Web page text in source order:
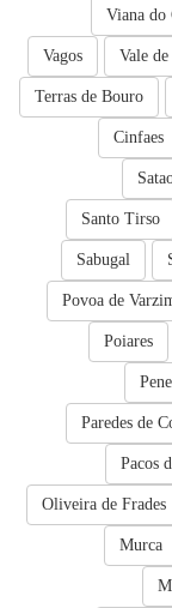
Viana do
Vale
Vagos
Terras de Bouro
Cinfaes
Santo Tirso
Sabugal
Povoa de
Poiares
Paredes de
Pacos
Oliveira de Frades
Murca